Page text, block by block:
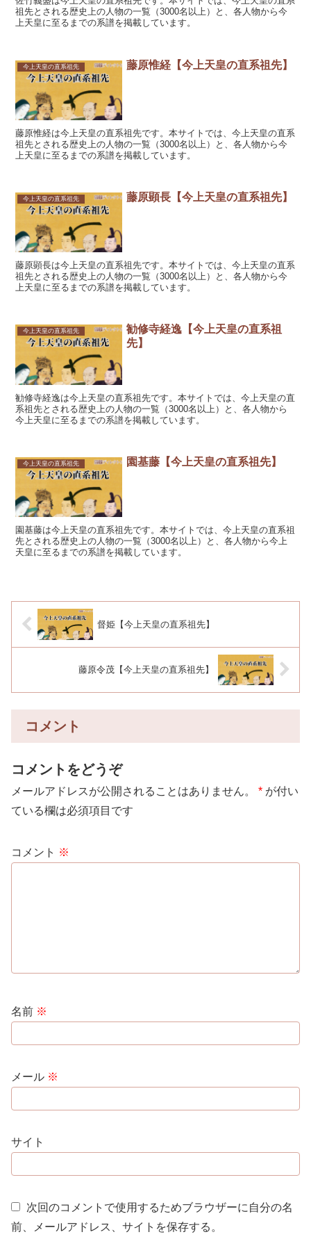
祖先とされる歴史上の人物の一覧（3000名以上）と、各人物から今
上天皇に至るまでの系譜を掲載しています。
今上天皇の直系祖先 藤原惟経【今上天皇の直系祖先】
藤原惟経は今上天皇の直系祖先です。本サイトでは、今上天皇の直系
祖先とされる歴史上の人物の一覧（3000名以上）と、各人物から今
上天皇に至るまでの系譜を掲載しています。
今上天皇の直系祖先 藤原顕長【今上天皇の直系祖先】
藤原顕長は今上天皇の直系祖先です。本サイトでは、今上天皇の直系
祖先とされる歴史上の人物の一覧（3000名以上）と、各人物から今
上天皇に至るまでの系譜を掲載しています。
今上天皇の直系祖先
勧修寺経逸【今上天皇の直系祖
先】
勧修寺経逸は今上天皇の直系祖先です。本サイトでは、今上天皇の直
系祖先とされる歴史上の人物の一覧（3000名以上）と、各人物から
今上天皇に至るまでの系譜を掲載しています。
今上天皇の直系祖先 園基藤【今上天皇の直系祖先】
園基藤は今上天皇の直系祖先です。本サイトでは、今上天皇の直系祖
先とされる歴史上の人物の一覧（3000名以上）と、各人物から今上
天皇に至るまでの系譜を掲載しています。
督姫【今上天皇の直系祖先】
藤原令茂【今上天皇の直系祖先】
コメント
コメントをどうぞ
メールアドレスが公開されることはありません。 * が付い
ている欄は必須項目です
コメント ※
名前 ※
メール ※
サイト
次回のコメントで使用するためブラウザーに自分の名
前、メールアドレス、サイトを保存する。